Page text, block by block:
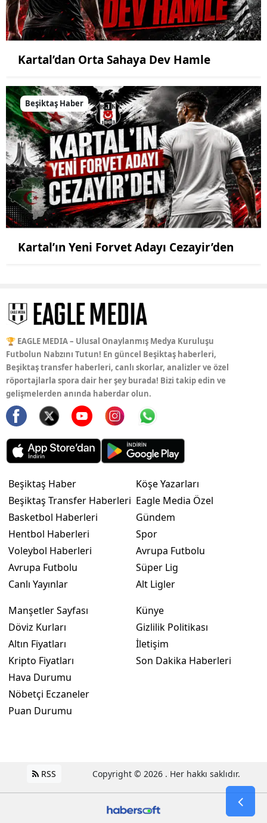
Kartal’dan Orta Sahaya Dev Hamle
Beşiktaş Haber
Kartal’ın Yeni Forvet Adayı Cezayir’den
🏆 EAGLE MEDIA – Ulusal Onaylanmış Medya Kuruluşu
Futbolun Nabzını Tutun! En güncel Beşiktaş haberleri,
Beşiktaş transfer haberleri, canlı skorlar, analizler ve özel
röportajlarla spora dair her şey burada! Bizi takip edin ve
gelişmelerden anında haberdar olun.
Beşiktaş Haber
Beşiktaş Transfer Haberleri
Basketbol Haberleri
Hentbol Haberleri
Voleybol Haberleri
Avrupa Futbolu
Canlı Yayınlar
Köşe Yazarları
Eagle Media Özel
Gündem
Spor
Avrupa Futbolu
Süper Lig
Alt Ligler
Manşetler Sayfası
Döviz Kurları
Altın Fiyatları
Kripto Fiyatları
Hava Durumu
Nöbetçi Eczaneler
Puan Durumu
Künye
Gizlilik Politikası
İletişim
Son Dakika Haberleri
RSS Copyright © 2026 . Her hakkı saklıdır.